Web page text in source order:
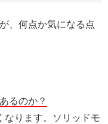
、何点か気になる点
るのか？
なります。ソリッドモ